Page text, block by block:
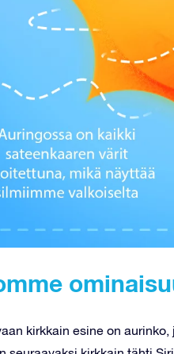
kirkkain esine on